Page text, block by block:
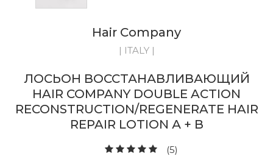
Hair Company
| ITALY |
ЛОСЬОН ВОССТАНАВЛИВАЮЩИЙ
HAIR COMPANY DOUBLE ACTION
RECONSTRUCTION/REGENERATE HAIR
REPAIR LOTION А + В
(5)